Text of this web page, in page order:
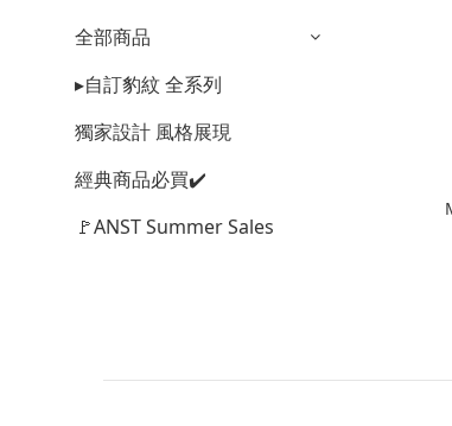
全部商品
▸自訂豹紋 全系列
獨家設計 風格展現
經典商品必買✔️
🚩ANST Summer Sales